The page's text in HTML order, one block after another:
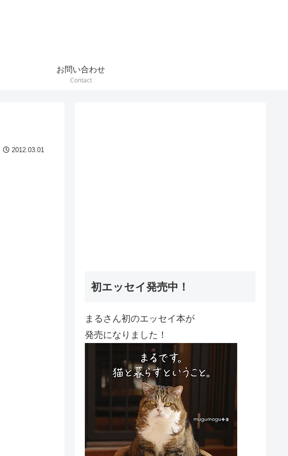
お問い合わせ
Contact
2012.03.01
初エッセイ発売中！
まるさん初のエッセイ本が
発売になりました！